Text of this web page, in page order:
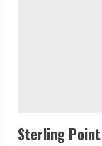
Sterling